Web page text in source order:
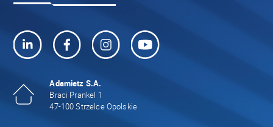
Adamietz S.A.
Braci Prankel 1
47-100 Strzelce Opolskie